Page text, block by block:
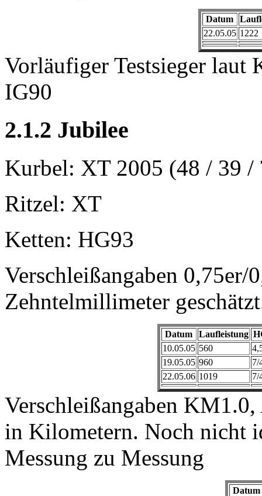
Datum
22.05.05 1222
Vorläufiger Testsieger
IG90
2.1.2 Jubilee
Kurbel: XT 2005 (48 / 39 /
Ritzel: XT
Ketten: HG93
Verschleißangaben 0,75er/
Zehntelmillimeter
Datum Laufleistung
10.05.05 560
19.05.05 960
7/
22.05.06 1019 7/
Verschleißangaben
in Kilometern. Noch nicht
Messung zu Messung
Datum